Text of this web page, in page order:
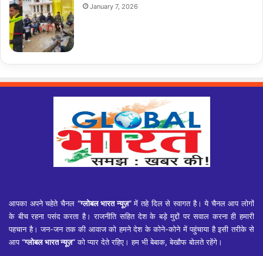
January 7, 2026
आपका अपने चहेते चैनल “ग्लोबल भारत न्यूज़”में तहे दिल से स्वागत है। ये चैनल आप लोगों
के बीच रहना पसंद करता है। राजनीति सहित देश के बड़े मुद्दों पर सवाल करना ही हमारी
पहचान है। जन-जन तक की आवाज को हमने देश के कोने-कोने में पहुंचाया है इसी तरीके से
आप“ग्लोबल भारत न्यूज़”को प्यार देते रहिए। हम भी बेबाक, बेखौफ बोलते रहेंगे।